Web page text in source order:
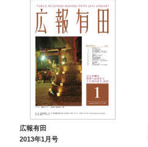
広報有田
2013年1月号